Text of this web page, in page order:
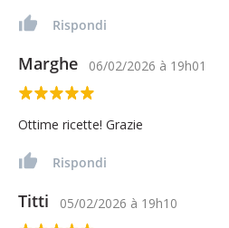
Rispondi
Marghe 06/02/2026 à 19h01
Ottime ricette! Grazie
Rispondi
Titti 05/02/2026 à 19h10